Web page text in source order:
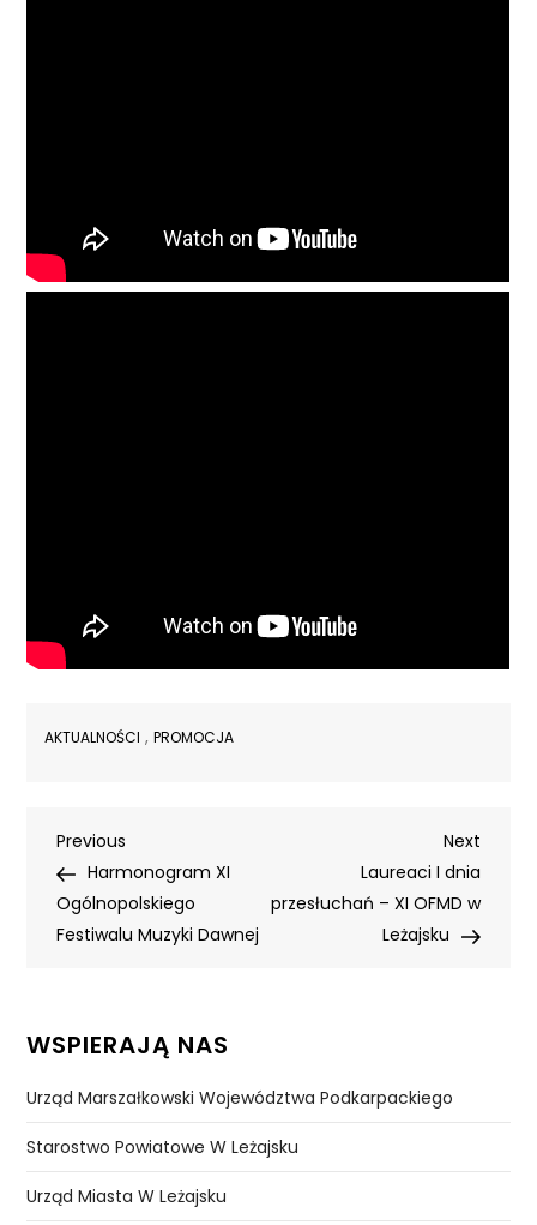
AKTUALNOŚCI ,PROMOCJA
Nawigacja
wpisu
Previous
Post
Previous
Harmonogram XI
Ogólnopolskiego
Festiwalu Muzyki Dawnej
Next
Post
Next
Laureaci I dnia
przesłuchań – XI OFMD w
Leżajsku
WSPIERAJĄ NAS
Urząd Marszałkowski Województwa Podkarpackiego
Starostwo Powiatowe W Leżajsku
Urząd Miasta W Leżajsku